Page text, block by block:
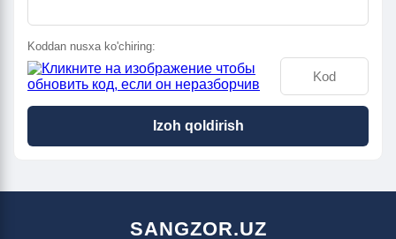
Koddan nusxa ko'chiring:
Izoh qoldirish
SANGZOR.UZ